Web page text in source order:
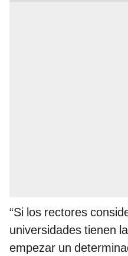
“Si los rectores
universidades tienen
empezar un